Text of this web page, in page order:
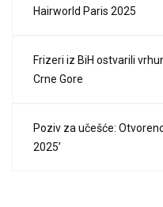
Hairworld Paris 2025
Frizeri iz BiH ostvarili
Crne Gore
Poziv za učešće:
2025’